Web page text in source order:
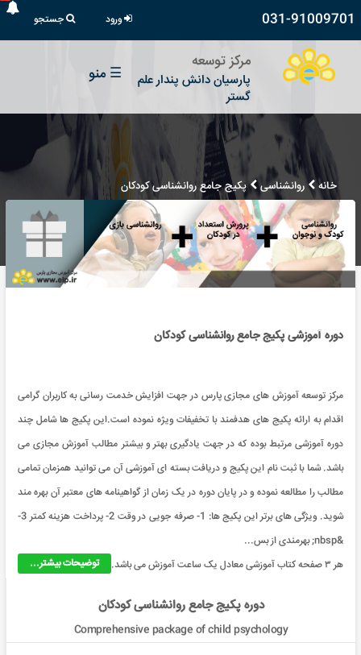
031-91009701 ورود جستجو
مرکز توسعه
پارسیان دانش پندار علم
گستر
☰ منو
خانه روانشناسی پکیج جامع روانشناسی کودکان
دوره آموزشی پکیج جامع روانشناسی کودکان
مرکز توسعه آموزش های مجازی پارس در جهت افزایش خدمت رسانی به کاربران گرامی
اقدام به ارائه پکیج های هدفمند با تخفیفات ویژه نموده است.این پکیج ها شامل چند
دوره آموزشی مرتبط بوده که در جهت یادگیری بهتر و بیشتر مطالب آموزش مجازی می
باشد. شما با ثبت نام این پکیج و دریافت بسته ای آموزشی آن می توانید همزمان تمامی
مطالب را مطالعه نموده و در پایان دوره در یک زمان از گواهینامه های معتبر آن بهره مند
شوید. ویژگی های برتر این پکیج ها: 1- صرفه جویی در وقت 2- پرداخت هزینه کمتر 3-
&nbsp; بهرمندی از بس...
توضیحات بیشتر...
هر ۳ صفحه کتاب آموزشی معادل یک ساعت آموزش می باشد.
دوره پکیج جامع روانشناسی کودکان
Comprehensive package of child psychology